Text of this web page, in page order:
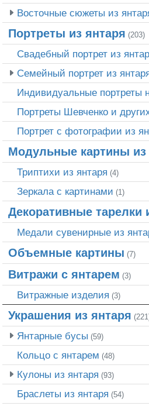
Восточные сюжеты из
Портреты из янтаря (203)
Свадебный портрет из
Семейный портрет из
Индивидуальные портреты
Портрет c фотографии из
Модульные картины из
Триптихи из янтаря (4)
Зеркала с картинами (1)
Декоративные тарелки
Медали сувенирные из
Объемные картины (7)
Витражи с янтарем (3)
Витражные изделия (3)
Украшения из янтаря
Янтарные бусы (59)
Кольцо с янтарем (48)
Кулоны из янтаря (93)
Браслеты из янтаря (54)